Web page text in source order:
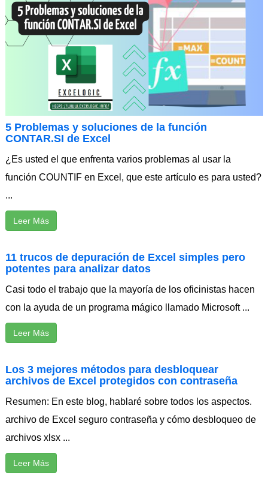
5 Problemas y soluciones de la función
CONTAR.SI de Excel
¿Es usted el que enfrenta varios problemas al usar la
función COUNTIF en Excel, que este artículo es para usted?
...
Leer Más
11 trucos de depuración de Excel simples pero
potentes para analizar datos
Casi todo el trabajo que la mayoría de los oficinistas hacen
con la ayuda de un programa mágico llamado Microsoft ...
Leer Más
Los 3 mejores métodos para desbloquear
archivos de Excel protegidos con contraseña
Resumen: En este blog, hablaré sobre todos los aspectos.
archivo de Excel seguro contraseña y cómo desbloqueo de
archivos xlsx ...
Leer Más